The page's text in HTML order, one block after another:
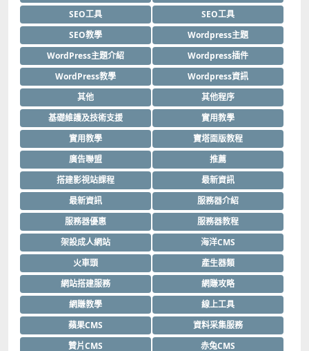
SEO工具
SEO工具
SEO教學
Wordpress主題
WordPress主題介紹
Wordpress插件
WordPress教學
Wordpress資訊
其他
其他程序
基礎維護及技術支援
實用教學
實用教學
寶塔面版教程
廣告聯盟
推薦
搭建影視站課程
最新資訊
最新資訊
服務器介紹
服務器優惠
服務器教程
架設成人網站
海洋CMS
火車頭
產生器類
網站搭建服務
網賺攻略
網賺教學
線上工具
蘋果CMS
資料采集服務
贊片CMS
赤兔CMS